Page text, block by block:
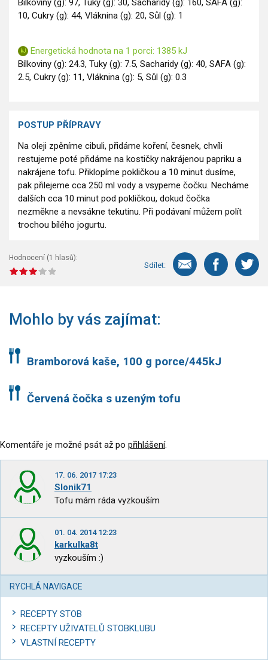
Bílkoviny (g): 97, Tuky (g): 30, Sacharidy (g): 160, SAFA (g):
10, Cukry (g): 44, Vláknina (g): 20, Sůl (g): 1
Energetická hodnota na 1 porci: 1385 kJ
Bílkoviny (g): 24.3, Tuky (g): 7.5, Sacharidy (g): 40, SAFA (g):
2.5, Cukry (g): 11, Vláknina (g): 5, Sůl (g): 0.3
POSTUP PŘÍPRAVY
Na oleji zpěníme cibuli, přidáme koření, česnek, chvíli
restujeme poté přidáme na kostičky nakrájenou papriku a
nakrájene tofu. Přiklopíme pokličkou a 10 minut dusíme,
pak přilejeme cca 250 ml vody a vsypeme čočku. Necháme
dalších cca 10 minut pod pokličkou, dokud čočka
nezměkne a nevsákne tekutinu. Při podávaní můžem polít
trochou bílého jogurtu.
Hodnocení (1 hlasů):
Sdílet:
Mohlo by vás zajímat:
Bramborová kaše, 100 g porce/445kJ
Červená čočka s uzeným tofu
Komentáře je možné psát až po přihlášení.
17. 06. 2017 17:23
Slonik71
Tofu mám ráda vyzkouším
01. 04. 2014 12:23
karkulka8t
vyzkouším :)
RYCHLÁ NAVIGACE
RECEPTY STOB
RECEPTY UŽIVATELŮ STOBKLUBU
VLASTNÍ RECEPTY